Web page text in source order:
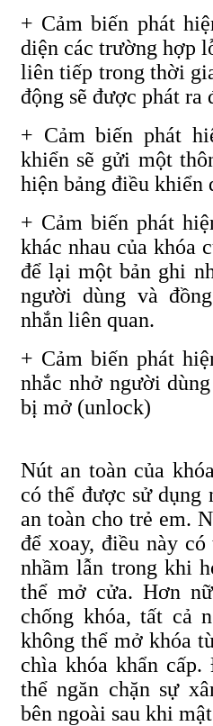
+ Cảm biến phát
diện các trường hợp
liên tiếp trong thời
động sẽ được phát ra
+ Cảm biến phát
khiển sẽ gửi một
hiện bảng điều khiển
+ Cảm biến phát
khác nhau của khóa
để lại một bản ghi
người dùng và
nhắn liên quan.
+ Cảm biến phát
nhắc nhở người
bị mở (unlock)
Nút an toàn của
có thể được sử dụng
an toàn cho trẻ em.
để xoay, điều này
nhầm lẫn trong khi
thể mở cửa. Hơn
chống khóa, tất cả
không thể mở khóa
chìa khóa khẩn
thể ngăn chặn sự
bên ngoài sau khi